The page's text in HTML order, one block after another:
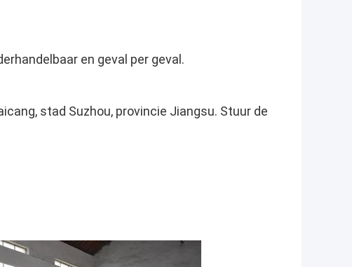
en geval per geval.
stad Suzhou, provincie Jiangsu. Stuur de